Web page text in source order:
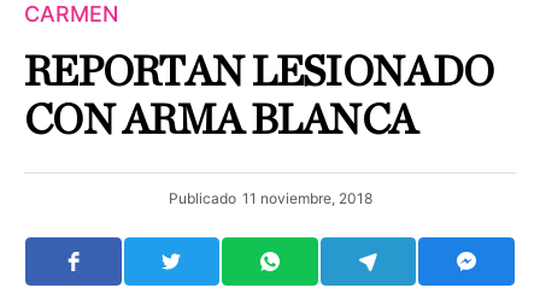
CARMEN
REPORTAN LESIONADO
CON ARMA BLANCA
Publicado 11 noviembre, 2018